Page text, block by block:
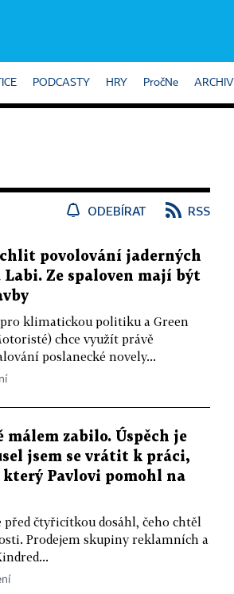
PODCASTY HRY PročNe ARCHIV
ODEBÍRAT RSS
povolování jaderných
Labi. Ze spaloven mají být
klimatickou politiku a Green
chce využít právě
poslanecké novely...
zabilo. Úspěch je
jsem se vrátit k práci,
Pavlovi pomohl na
čtyřicítkou dosáhl, čeho chtěl
Prodejem skupiny reklamních a